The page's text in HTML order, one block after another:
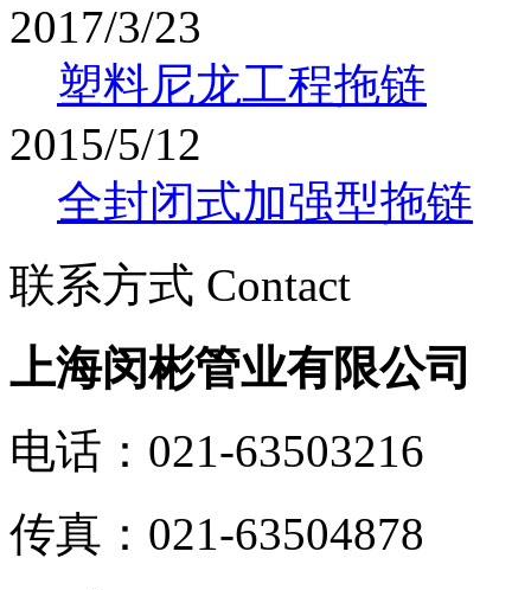
2017/3/23
塑料尼龙工程拖链
2015/5/12
全封闭式加强型拖链
联系方式 Contact
上海闵彬管业有限公司
电话：021-63503216
传真：021-63504878